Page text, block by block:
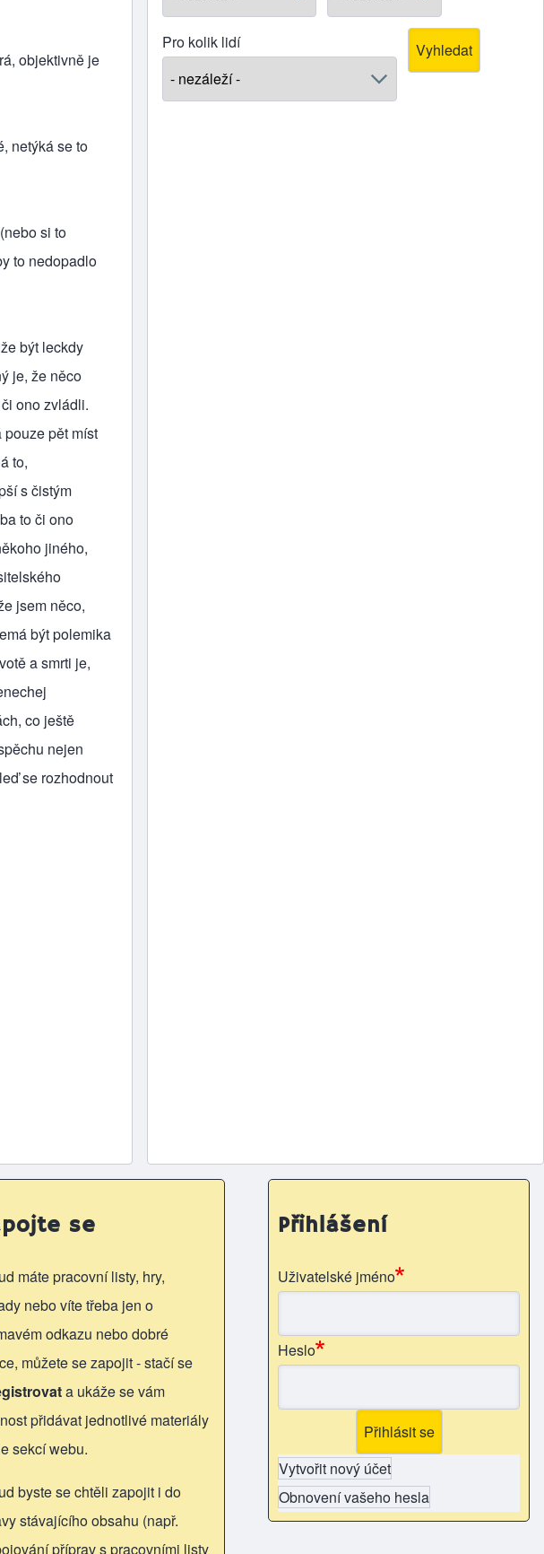
objektivně je
netýká se to
si to
to nedopadlo
být leckdy
je, že něco
ono zvládli.
pět míst
to,
s čistým
to či ono
jiného,
jsem něco,
být polemika
a smrti je,
co ještě
nejen
se rozhodnout
Pro kolik lidí
se
máte pracovní listy, hry,
nebo víte třeba jen o
odkazu nebo dobré
můžete se zapojit - stačí se
a ukáže se vám
přidávat jednotlivé materiály
sekcí webu.
byste se chtěli zapojit i do
stávajícího obsahu (např.
příprav s pracovními listy
Přihlášení
Uživatelské jméno
Heslo
Vytvořit nový účet
Obnovení vašeho hesla